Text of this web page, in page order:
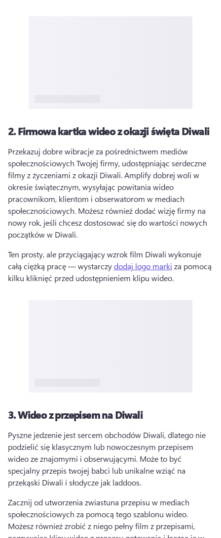
2.Firmowa kartka wideo z okazji święta Diwali
Przekazuj dobre wibracje za pośrednictwem mediów
społecznościowych Twojej firmy, udostępniając serdeczne
filmy z życzeniami z okazji Diwali. Amplify dobrej woli w
okresie świątecznym, wysyłając powitania wideo
pracownikom, klientom i obserwatorom w mediach
społecznościowych. Możesz również dodać wizję firmy na
nowy rok, jeśli chcesz dostosować się do wartości nowych
początków w Diwali.
Ten prosty, ale przyciągający wzrok film Diwali wykonuje
całą ciężką pracę — wystarczy dodaj logo marki za pomocą
kilku kliknięć przed udostępnieniem klipu wideo.
3.Wideo z przepisem na Diwali
Pyszne jedzenie jest sercem obchodów Diwali, dlatego nie
podzielić się klasycznym lub nowoczesnym przepisem
wideo ze znajomymi i obserwującymi. Może to być
specjalny przepis twojej babci lub unikalne wziąć na
przekąski Diwali i słodycze jak laddoos.
Zacznij od utworzenia zwiastuna przepisu w mediach
Możesz również zrobić z niego pełny film z przepisami,